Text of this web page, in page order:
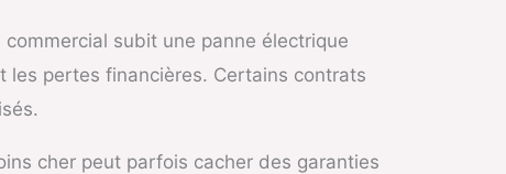
subit une panne électrique
les pertes financières. Certains contrats
cher peut parfois cacher des garanties